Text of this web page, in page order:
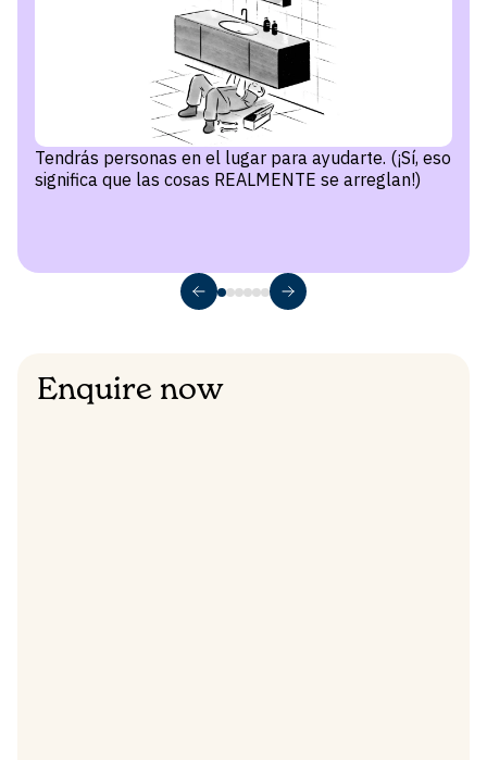
Tendrás personas en el lugar para ayudarte. (¡Sí, eso
significa que las cosas REALMENTE se arreglan!)
Enquire now